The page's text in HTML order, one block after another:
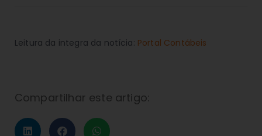
Leitura da integra da notícia: Portal Contábeis
Compartilhar este artigo: